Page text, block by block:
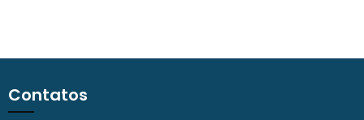
Contatos